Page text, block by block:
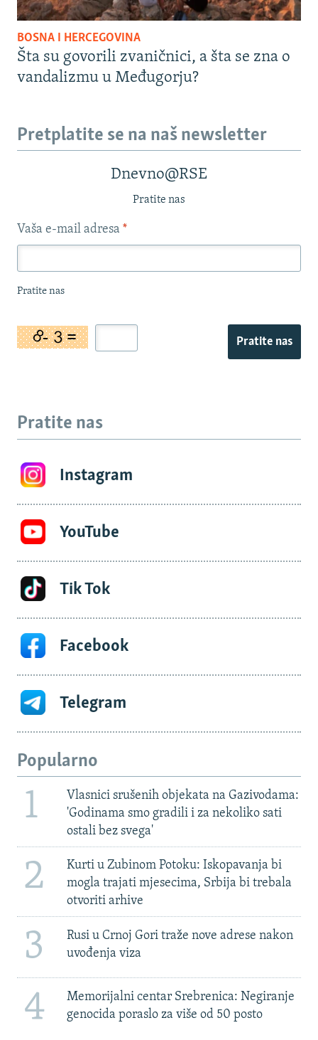
BOSNA I HERCEGOVINA
Šta su govorili zvaničnici, a šta se zna o
vandalizmu u Međugorju?
Pretplatite se na naš newsletter
Dnevno@RSE
Pratite nas
Vaša e-mail adresa *
Pratite nas
Pratite nas
Pratite nas
Instagram
YouTube
Tik Tok
Facebook
Telegram
Popularno
1
Vlasnici srušenih objekata na Gazivodama:
'Godinama smo gradili i za nekoliko sati
ostali bez svega'
2
Kurti u Zubinom Potoku: Iskopavanja bi
mogla trajati mjesecima, Srbija bi trebala
otvoriti arhive
3
Rusi u Crnoj Gori traže nove adrese nakon
uvođenja viza
4
Memorijalni centar Srebrenica: Negiranje
genocida poraslo za više od 50 posto